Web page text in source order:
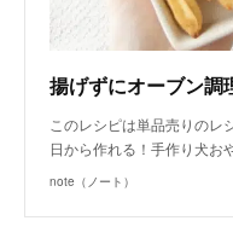
このレシピは単品売りのレ
日から作れる！手作り犬
note（ノート）